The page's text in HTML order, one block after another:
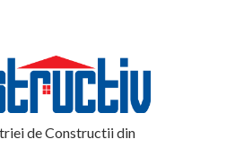
de Constructii din